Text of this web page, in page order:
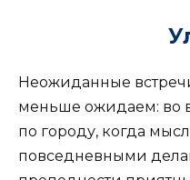
Неожиданные
меньше ожидаем: во
по городу, когда
повседневными